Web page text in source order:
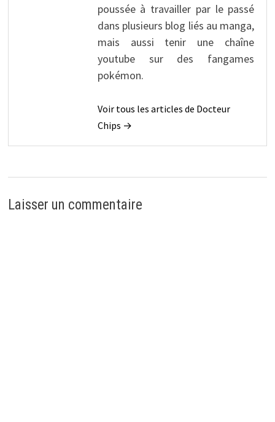
poussée à travailler par le passé
dans plusieurs blog liés au manga,
mais aussi tenir une chaîne
youtube sur des fangames
pokémon.
Voir tous les articles de Docteur
Chips →
Laisser un commentaire